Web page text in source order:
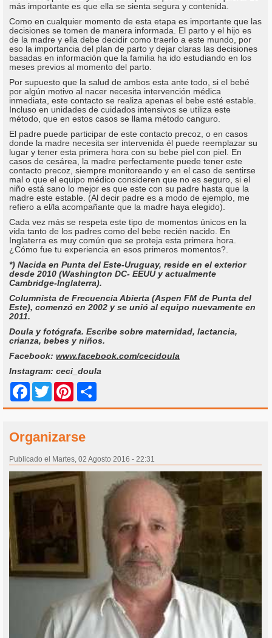
más importante es que ella se sienta segura y contenida.
Como en cualquier momento de esta etapa es importante que las
decisiones se tomen de manera informada. El parto y el hijo es
de la madre y ella debe decidir como traerlo a este mundo, por
eso la importancia del plan de parto y dejar claras las decisiones
basadas en información que la familia ha ido estudiando en los
meses previos al momento del parto.
Por supuesto que la salud de ambos esta ante todo, si el bebé
por algún motivo al nacer necesita intervención médica
inmediata, este contacto se realiza apenas el bebe esté estable.
Incluso en unidades de cuidados intensivos se utiliza este
método, que en estos casos se llama método canguro.
El padre puede participar de este contacto precoz, o en casos
donde la madre necesita ser intervenida él puede reemplazar su
lugar y tener esta primera hora con su bebe piel con piel. En
casos de cesárea, la madre perfectamente puede tener este
contacto precoz, siempre monitoreando y en el caso de sentirse
mal o que el equipo médico consideren que no es seguro, si el
niño está sano lo mejor es que este con su padre hasta que la
madre este estable. (Al decir padre es a modo de ejemplo, me
refiero a el/la acompañante que la madre haya elegido).
Cada vez más se respeta este tipo de momentos únicos en la
vida tanto de los padres como del bebe recién nacido. En
Inglaterra es muy común que se proteja esta primera hora.
¿Cómo fue tu experiencia en esos primeros momentos?.
*) Nacida en Punta del Este-Uruguay, reside en el exterior
desde 2010 (Washington DC- EEUU y actualmente
Cambridge-Inglaterra).
Columnista de Frecuencia Abierta (Aspen FM de Punta del
Este), comenzó en 2002 y se unió al equipo nuevamente en
2011.
Doula y fotógrafa. Escribe sobre maternidad, lactancia,
crianza, bebes y niños.
Facebook: www.facebook.com/cecidoula
Instagram: ceci_doula
Facebook
Twitter Pinterest
Organizarse
Publicado el Martes, 02 Agosto 2016 - 22:31